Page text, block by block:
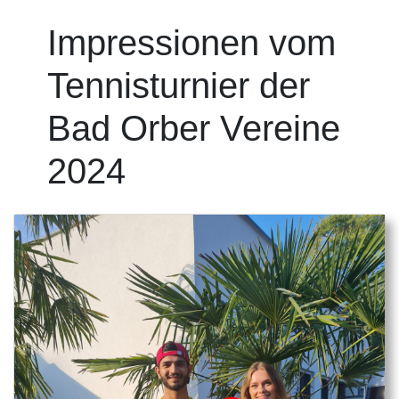
Impressionen vom
Tennisturnier der
Bad Orber Vereine
2024